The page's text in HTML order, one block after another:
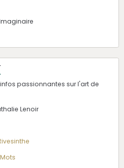
passionnantes sur l'art de
Lenoir